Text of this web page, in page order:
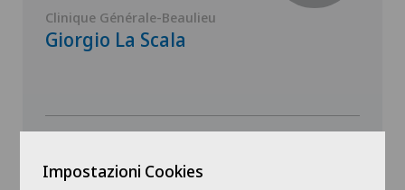
Clinique Générale-Beaulieu
Giorgio La Scala
Impostazioni Cookies